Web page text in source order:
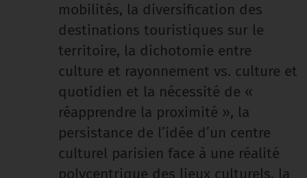
mobilités, la diversification des
destinations touristiques sur le
territoire, la dichotomie entre
culture et rayonnement vs. culture et
quotidien et la nécessité de «
réapprendre la proximité », la
persistance de l’idée d’un centre
culturel parisien face à une réalité
polycentrique des lieux culturels, la